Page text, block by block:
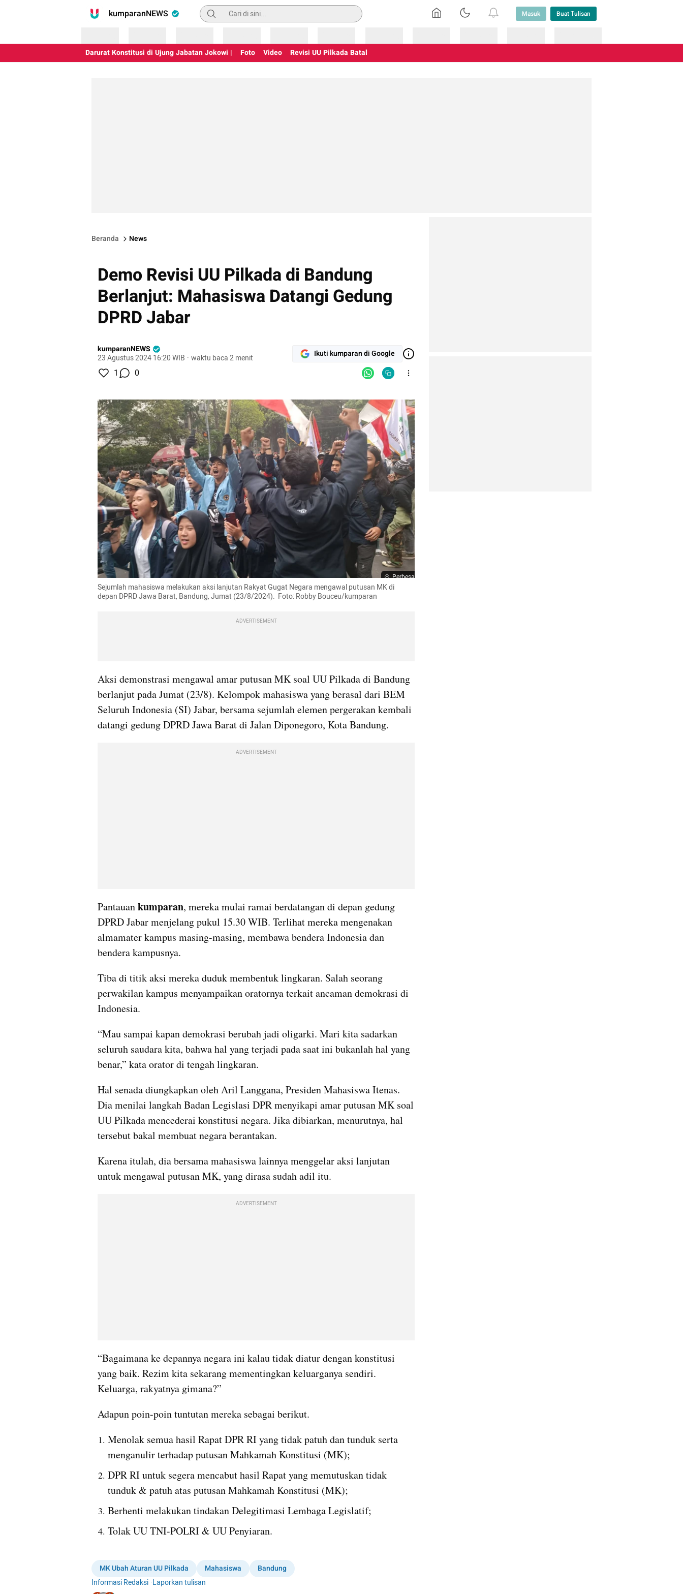
kumparanNEWS Pencarian Masuk Buat Tulisan
Darurat Konstitusi di Ujung Jabatan Jokowi | Foto Video Revisi UU Pilkada Batal
Beranda News
Demo Revisi UU Pilkada di Bandung
Berlanjut: Mahasiswa Datangi Gedung
DPRD Jabar
kumparanNEWS
23 Agustus 2024 16:20 WIB · waktu baca 2 menit Ikuti kumparan di Google
1 0
Perbesar
Sejumlah mahasiswa melakukan aksi lanjutan Rakyat Gugat Negara mengawal putusan MK di
depan DPRD Jawa Barat, Bandung, Jumat (23/8/2024).  Foto: Robby Bouceu/kumparan
ADVERTISEMENT
Aksi demonstrasi mengawal amar putusan MK soal UU Pilkada di Bandung
berlanjut pada Jumat (23/8). Kelompok mahasiswa yang berasal dari BEM
Seluruh Indonesia (SI) Jabar, bersama sejumlah elemen pergerakan kembali
datangi gedung DPRD Jawa Barat di Jalan Diponegoro, Kota Bandung.
ADVERTISEMENT
Pantauan kumparan, mereka mulai ramai berdatangan di depan gedung
DPRD Jabar menjelang pukul 15.30 WIB. Terlihat mereka mengenakan
almamater kampus masing-masing, membawa bendera Indonesia dan
bendera kampusnya.
Tiba di titik aksi mereka duduk membentuk lingkaran. Salah seorang
perwakilan kampus menyampaikan oratornya terkait ancaman demokrasi di
Indonesia.
“Mau sampai kapan demokrasi berubah jadi oligarki. Mari kita sadarkan
seluruh saudara kita, bahwa hal yang terjadi pada saat ini bukanlah hal yang
benar,” kata orator di tengah lingkaran.
Hal senada diungkapkan oleh Aril Langgana, Presiden Mahasiswa Itenas.
Dia menilai langkah Badan Legislasi DPR menyikapi amar putusan MK soal
UU Pilkada mencederai konstitusi negara. Jika dibiarkan, menurutnya, hal
tersebut bakal membuat negara berantakan.
Karena itulah, dia bersama mahasiswa lainnya menggelar aksi lanjutan
untuk mengawal putusan MK, yang dirasa sudah adil itu.
ADVERTISEMENT
“Bagaimana ke depannya negara ini kalau tidak diatur dengan konstitusi
yang baik. Rezim kita sekarang mementingkan keluarganya sendiri.
Keluarga, rakyatnya gimana?”
Adapun poin-poin tuntutan mereka sebagai berikut.
Menolak semua hasil Rapat DPR RI yang tidak patuh dan tunduk serta
menganulir terhadap putusan Mahkamah Konstitusi (MK);
DPR RI untuk segera mencabut hasil Rapat yang memutuskan tidak
tunduk & patuh atas putusan Mahkamah Konstitusi (MK);
Berhenti melakukan tindakan Delegitimasi Lembaga Legislatif;
Tolak UU TNI-POLRI & UU Penyiaran.
MK Ubah Aturan UU Pilkada Mahasiswa
Bandung
Informasi Redaksi ·Laporkan tulisan